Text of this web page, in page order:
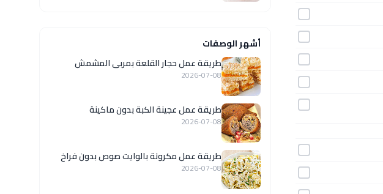
أشهر الوصفات
طريقة عمل حجار القلعة بمربى المشمش
2026-07-08
طريقة عمل عجينة الكبة بدون ماكينة
2026-07-08
طريقة عمل مكرونة بالوايت صوص بدون فراخ
2026-07-08